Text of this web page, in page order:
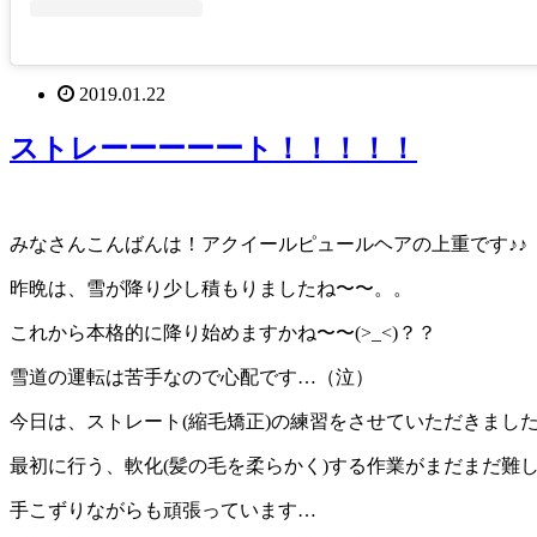
2019.01.22
ストレーーーーート！！！！！
みなさんこんばんは！アクイールピュールヘアの上重です♪♪
昨晩は、雪が降り少し積もりましたね〜〜。。
これから本格的に降り始めますかね〜〜(>_<)？？
雪道の運転は苦手なので心配です…（泣）
今日は、ストレート(縮毛矯正)の練習をさせていただきました
最初に行う、軟化(髪の毛を柔らかく)する作業がまだまだ難し
手こずりながらも頑張っています…